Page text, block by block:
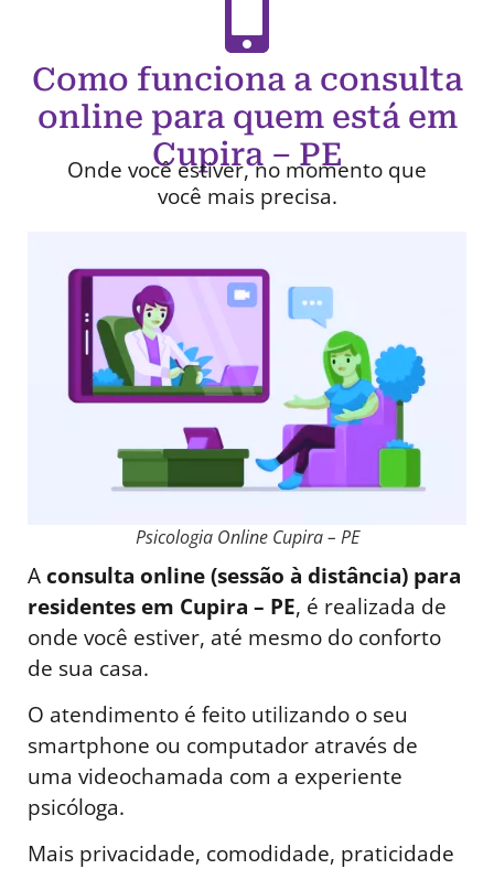
Como funciona a consulta
online para quem está em
Cupira – PE
Onde você estiver, no momento que
você mais precisa.
Psicologia Online Cupira – PE
Aconsulta online (sessão à distância) para
residentes em Cupira – PE, é realizada de
onde você estiver, até mesmo do conforto
de sua casa.
O atendimento é feito utilizando o seu
smartphone ou computador através de
uma videochamada com a experiente
psicóloga.
Mais privacidade, comodidade, praticidade